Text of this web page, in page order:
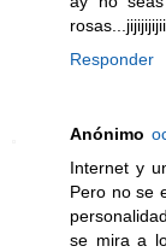
Responder
Anónimo
Internet y
Pero no se
se mira a